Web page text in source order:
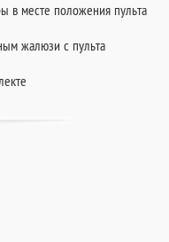
в месте положения пульта
жалюзи с пульта